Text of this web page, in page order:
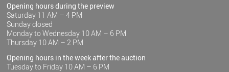
Opening hours during the preview
Saturday 11 AM – 4 PM
Sunday closed
Monday to Wednesday 10 AM – 6 PM
Thursday 10 AM – 2 PM
Opening hours in the week after the auction
Tuesday to Friday 10 AM – 6 PM